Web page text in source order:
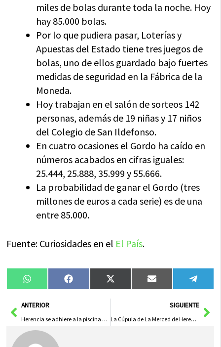
miles de bolas durante toda la noche. Hoy
hay 85.000 bolas.
Por lo que pudiera pasar, Loterías y
Apuestas del Estado tiene tres juegos de
bolas, uno de ellos guardado bajo fuertes
medidas de seguridad en la Fábrica de la
Moneda.
Hoy trabajan en el salón de sorteos 142
personas, además de 19 niñas y 17 niños
del Colegio de San Ildefonso.
En cuatro ocasiones el Gordo ha caído en
números acabados en cifras iguales:
25.444, 25.888, 35.999 y 55.666.
La probabilidad de ganar el Gordo (tres
millones de euros a cada serie) es de una
entre 85.000.
Fuente: Curiosidades en el El País.
Compartir
en
WhatsAppCompartir
en
FacebookCompartir
en
X
(Twitter)
Compartir
en
Email
en
AntANTERIOR
Herencia se adhiere a la piscina climatizada de Daimiel
SIGUIENTE
La Cúpula de La Merced de Herencia, en el centenario de su restauración